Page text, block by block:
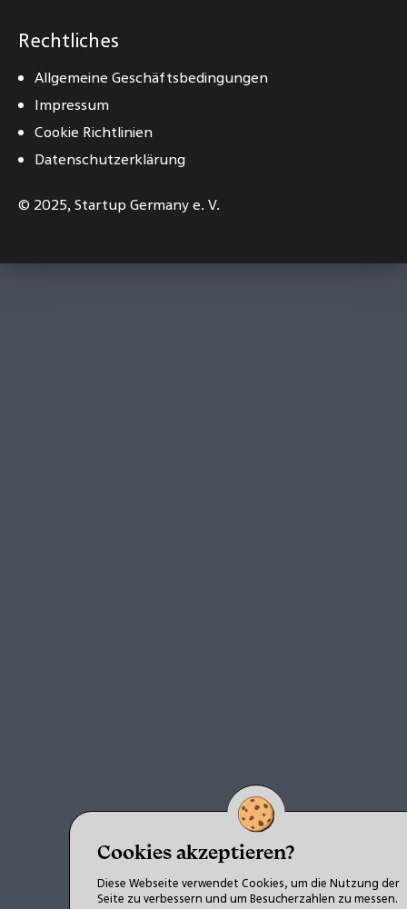
Rechtliches
Allgemeine Geschäftsbedingungen
Impressum
Cookie Richtlinien
Datenschutzerklärung
© 2025,Startup Germany e. V.
Cookies akzeptieren?
Diese Webseite verwendet Cookies, um die Nutzung der
Seite zu verbessern und um Besucherzahlen zu messen.